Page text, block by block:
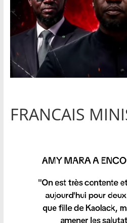
FRANCAIS